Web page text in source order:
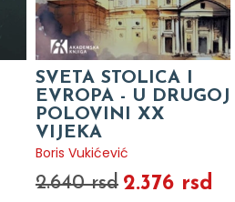
SVETA STOLICA I
EVROPA - U DRUGOJ
POLOVINI XX
VIJEKA
Boris Vukićević
2.640 rsd 2.376 rsd